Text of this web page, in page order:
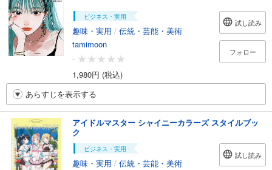
ビジネス・実用
趣味・実用 / 伝統・芸能・美術
tamimoon
-
1,980円 (税込)
試し読み
フォロー
あらすじを表示する
アイドルマスター シャイニーカラーズ スタイルブッ
ク
ビジネス・実用
趣味・実用 / 伝統・芸能・美術
試し読み